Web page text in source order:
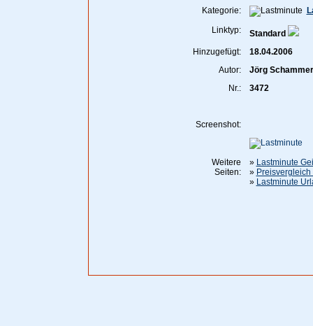
Kategorie:
Linktyp:
Standard
Hinzugefügt:
18.04.2006
Autor:
Jörg Schammer
Nr.:
3472
Screenshot:
Weitere
Seiten:
» Lastminute
»
» Lastminute